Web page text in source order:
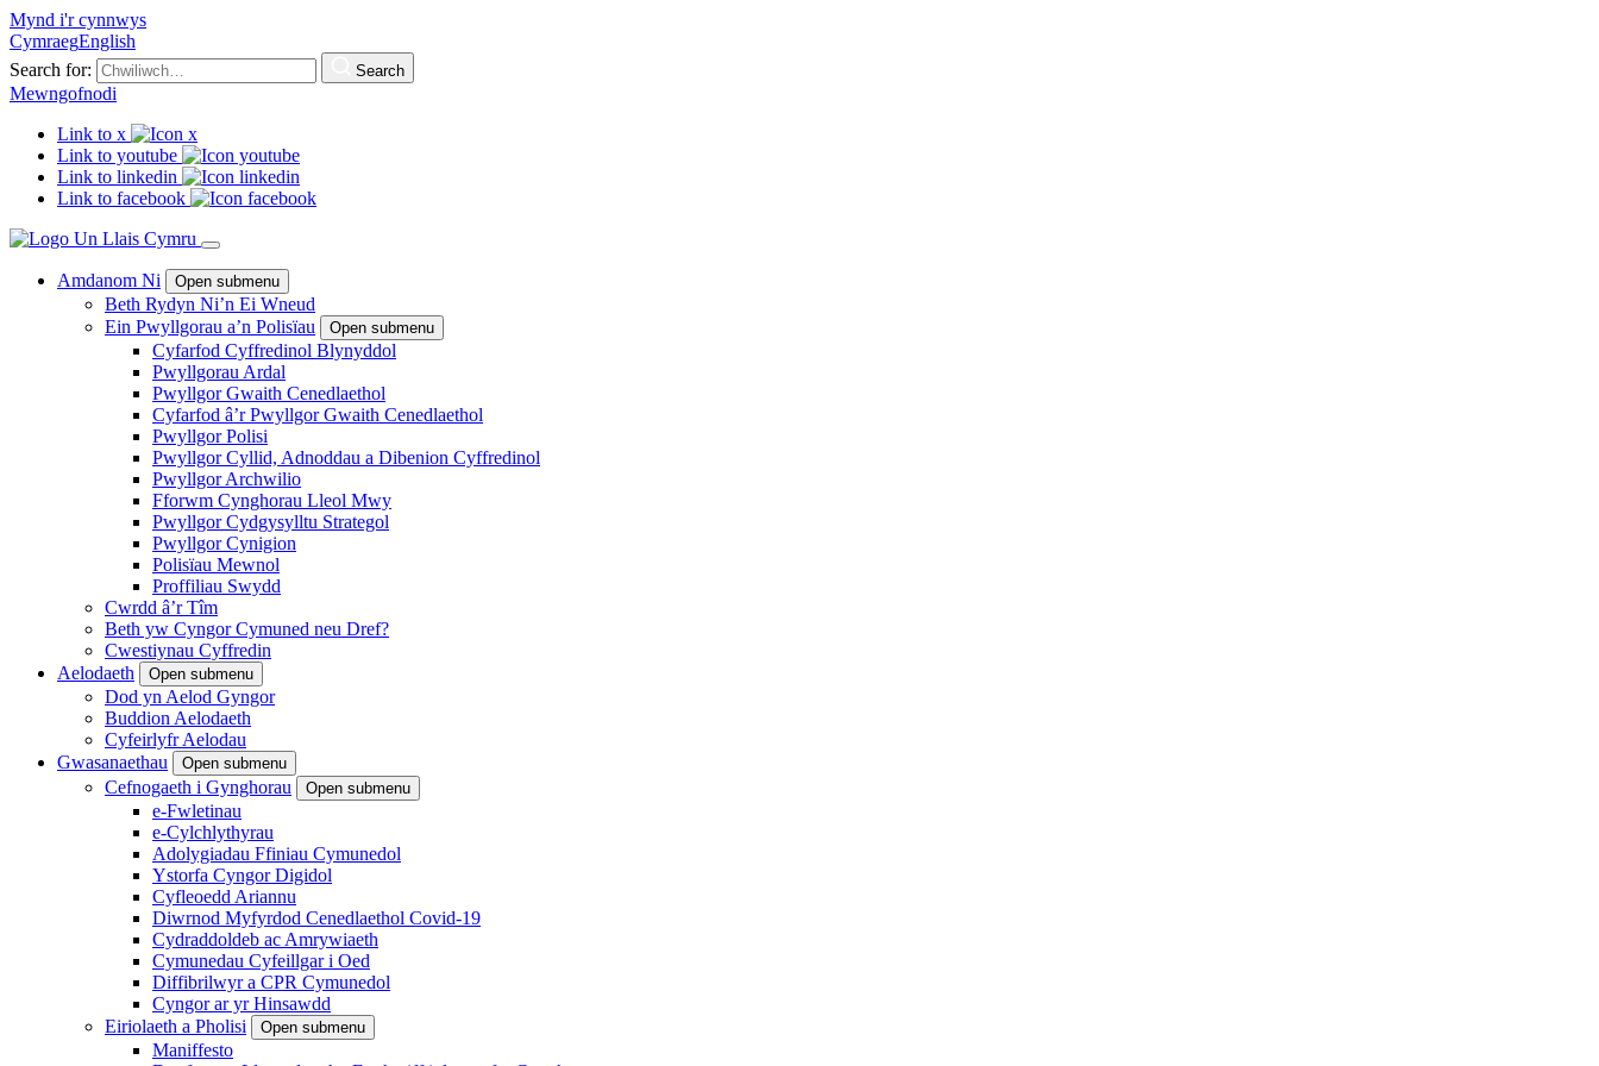
Mynd i'r cynnwys
CymraegEnglish
Search for:
Search
Mewngofnodi
Link to x
Link to youtube
Link to linkedin
Link to facebook
Amdanom Ni Open submenu
Beth Rydyn Ni’n Ei Wneud
Ein Pwyllgorau a’n Polisïau
Open submenu
Cyfarfod Cyffredinol Blynyddol
Pwyllgorau Ardal
Pwyllgor Gwaith Cenedlaethol
Cyfarfod â’r Pwyllgor Gwaith Cenedlaethol
Pwyllgor Polisi
Pwyllgor Cyllid, Adnoddau a Dibenion Cyffredinol
Pwyllgor Archwilio
Fforwm Cynghorau Lleol Mwy
Pwyllgor Cydgysylltu Strategol
Pwyllgor Cynigion
Polisïau Mewnol
Proffiliau Swydd
Cwrdd â’r Tîm
Beth yw Cyngor Cymuned neu Dref?
Cwestiynau Cyffredin
Aelodaeth
Open submenu
Dod yn Aelod Gyngor
Buddion Aelodaeth
Cyfeirlyfr Aelodau
Gwasanaethau
Open submenu
Cefnogaeth i Gynghorau Open submenu
e-Fwletinau
e-Cylchlythyrau
Adolygiadau Ffiniau Cymunedol
Ystorfa Cyngor Digidol
Cyfleoedd Ariannu
Diwrnod Myfyrdod Cenedlaethol Covid-19
Cydraddoldeb ac Amrywiaeth
Cymunedau Cyfeillgar i Oed
Diffibrilwyr a CPR Cymunedol
Cyngor ar yr Hinsawdd
Eiriolaeth a Pholisi
Open submenu
Maniffesto